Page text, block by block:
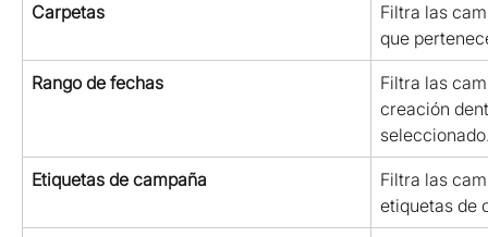
Carpetas
Filtra las
que
Rango de fechas
Filtra las
creación
Etiquetas de campaña
Filtra las
etiquetas de